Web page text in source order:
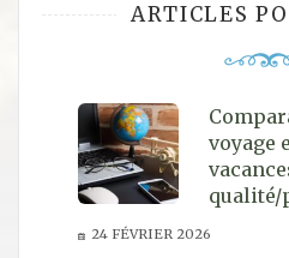
ARTICLES
voyage
24 FÉVRIER 2026